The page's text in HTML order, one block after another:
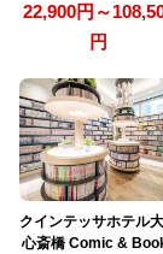
22,900円～
円
クインテッサホテル
心斎橋 Comic &